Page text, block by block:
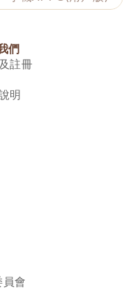
們
註冊
明
會